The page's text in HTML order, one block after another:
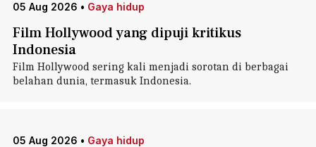
05 Aug 2026 • Gaya hidup
Film Hollywood yang dipuji kritikus
Indonesia
Film Hollywood sering kali menjadi sorotan di berbagai
belahan dunia, termasuk Indonesia.
05 Aug 2026 • Gaya hidup